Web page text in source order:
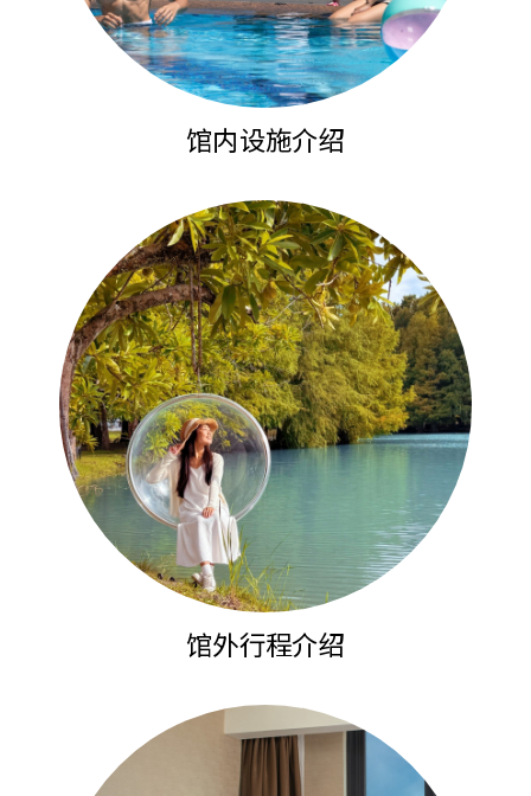
馆内设施介绍
馆外行程介绍